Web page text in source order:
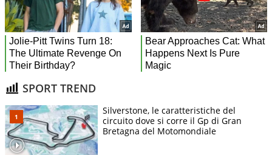
SPORT TREND
Silverstone, le caratteristiche del
circuito dove si corre il Gp di Gran
Bretagna del Motomondiale